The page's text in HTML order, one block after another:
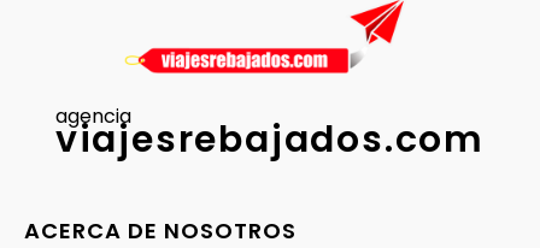
agencia
viajesrebajados.com
ACERCA DE NOSOTROS